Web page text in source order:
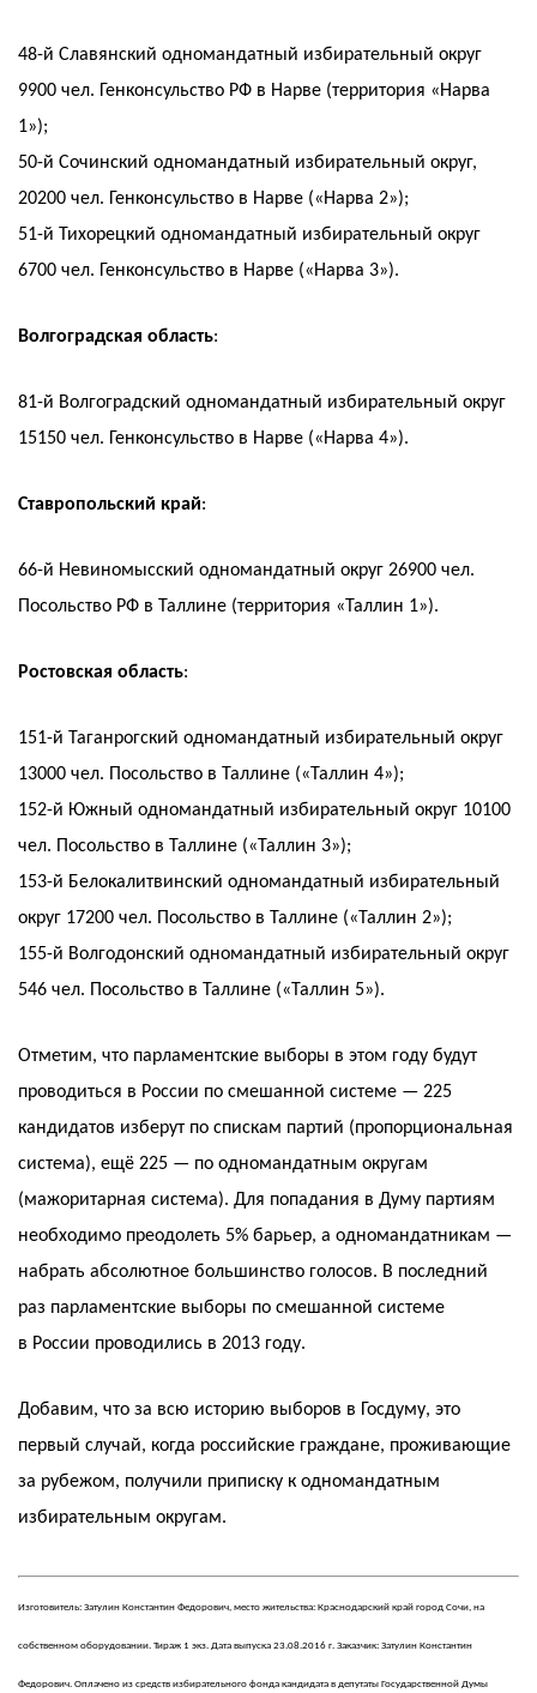
48-й Славянский одномандатный избирательный округ
9900 чел. Генконсульство РФ в Нарве (территория «Нарва
1»);
50-й Сочинский одномандатный избирательный округ,
20200 чел. Генконсульство в Нарве («Нарва 2»);
51-й Тихорецкий одномандатный избирательный округ
6700 чел. Генконсульство в Нарве («Нарва 3»).
Волгоградская область:
81-й Волгоградский одномандатный избирательный округ
15150 чел. Генконсульство в Нарве («Нарва 4»).
Ставропольский край:
66-й Невиномысский одномандатный округ 26900 чел.
Посольство РФ в Таллине (территория «Таллин 1»).
Ростовская область:
151-й Таганрогский одномандатный избирательный округ
13000 чел. Посольство в Таллине («Таллин 4»);
152-й Южный одномандатный избирательный округ 10100
чел. Посольство в Таллине («Таллин 3»);
153-й Белокалитвинский одномандатный избирательный
округ 17200 чел. Посольство в Таллине («Таллин 2»);
155-й Волгодонский одномандатный избирательный округ
546 чел. Посольство в Таллине («Таллин 5»).
Отметим, что парламентские выборы в этом году будут
проводиться в России по смешанной системе — 225
кандидатов изберут по спискам партий (пропорциональная
система), ещё 225 — по одномандатным округам
(мажоритарная система). Для попадания в Думу партиям
необходимо преодолеть 5% барьер, а одномандатникам —
набрать абсолютное большинство голосов. В последний
раз парламентские выборы по смешанной системе
в России проводились в 2013 году.
Добавим, что за всю историю выборов в Госдуму, это
первый случай, когда российские граждане, проживающие
за рубежом, получили приписку к одномандатным
избирательным округам.
Изготовитель: Затулин Константин Федорович, место жительства: Краснодарский край город Сочи, на
собственном оборудовании. Тираж 1 экз. Дата выпуска 23.08.2016 г. Заказчик: Затулин Константин
Федорович. Оплачено из средств избирательного фонда кандидата в депутаты Государственной Думы